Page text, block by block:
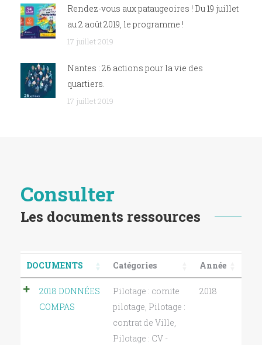
Rendez-vous aux pataugeoires ! Du 19 juillet
au 2 août 2019, le programme !
17 juillet 2019
Nantes : 26 actions pour la vie des
quartiers.
17 juillet 2019
Consulter
Les documents ressources
DOCUMENTS Catégories Année
2018 DONNÉES
COMPAS
Pilotage : comite
pilotage, Pilotage :
contrat de Ville,
Pilotage : CV -
2018